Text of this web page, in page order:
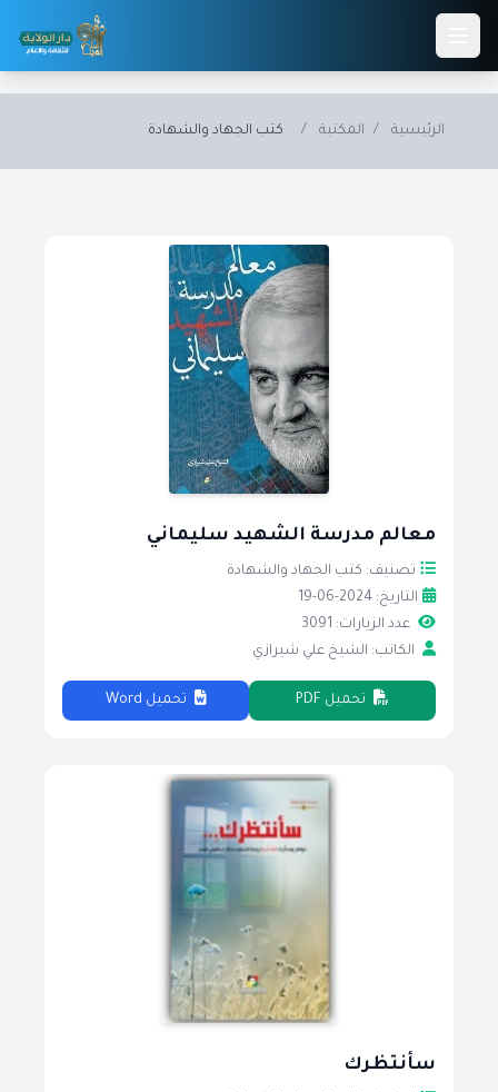
Skip to main content
الرئيسية / المكتبة / كتب الجهاد والشهادة
معالم مدرسة الشهيد سليماني
تصنيف: كتب الجهاد والشهادة
التاريخ: 2024-06-19
عدد الزيارات: 3091
الكاتب: الشيخ علي شيرازي
تحميل PDF تحميل Word
سأنتظرك